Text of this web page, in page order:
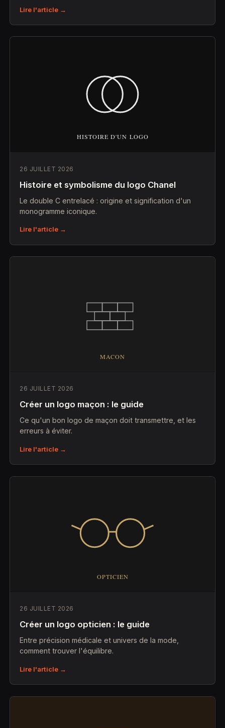
Lire l'article →
26 JUILLET 2026
Histoire et symbolisme du logo Chanel
Le double C entrelacé : origine et signification d'un
monogramme iconique.
Lire l'article →
26 JUILLET 2026
Créer un logo maçon : le guide
Ce qu'un bon logo de maçon doit transmettre, et les
erreurs à éviter.
Lire l'article →
26 JUILLET 2026
Créer un logo opticien : le guide
Entre précision médicale et univers de la mode,
comment trouver l'équilibre.
Lire l'article →